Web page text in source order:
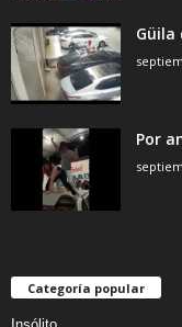
Güila
Por
Categoría popular